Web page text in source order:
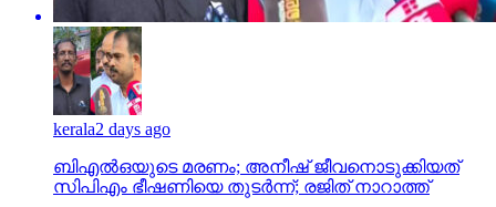
kerala2 days ago
ബിഎല്‍ഒയുടെ മരണം; അനീഷ് ജീവനൊടുക്കിയത്
സിപിഎം ഭീഷണിയെ തുടര്‍ന്ന്; രജിത് നാറാത്ത്